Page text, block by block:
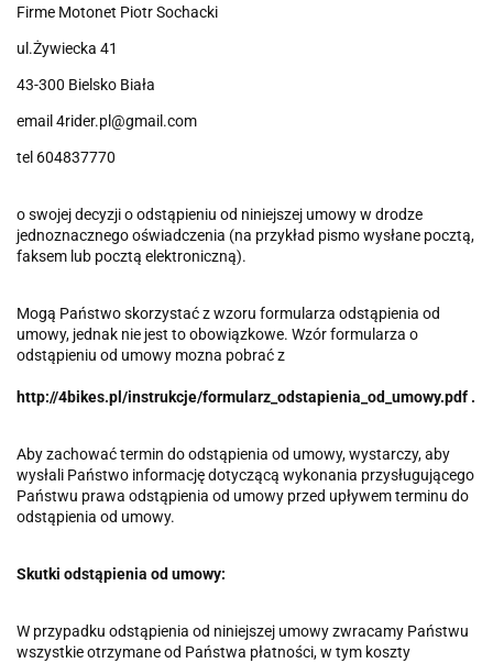
Firme Motonet Piotr Sochacki
ul.Żywiecka 41
43-300 Bielsko Biała
email 4rider.pl@gmail.com
tel 604837770
o swojej decyzji o odstąpieniu od niniejszej umowy w drodze
jednoznacznego oświadczenia (na przykład pismo wysłane pocztą,
faksem lub pocztą elektroniczną).
Mogą Państwo skorzystać z wzoru formularza odstąpienia od
umowy, jednak nie jest to obowiązkowe. Wzór formularza o
odstąpieniu od umowy mozna pobrać z
http://4bikes.pl/instrukcje/formularz_odstapienia_od_umowy.pdf .
Aby zachować termin do odstąpienia od umowy, wystarczy, aby
wysłali Państwo informację dotyczącą wykonania przysługującego
Państwu prawa odstąpienia od umowy przed upływem terminu do
odstąpienia od umowy.
Skutki odstąpienia od umowy:
W przypadku odstąpienia od niniejszej umowy zwracamy Państwu
wszystkie otrzymane od Państwa płatności, w tym koszty